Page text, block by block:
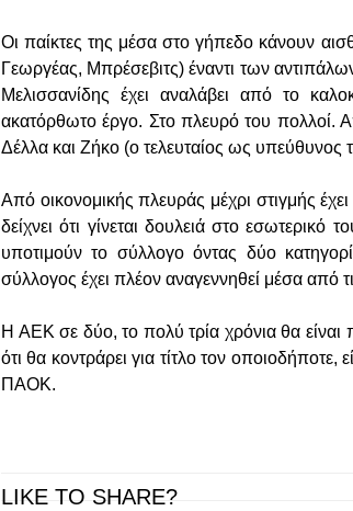
Οι παίκτες της μέσα στο γήπεδο κάνουν
Γεωργέας, Μπρέσεβιτς) έναντι των
Μελισσανίδης έχει αναλάβει από το
ακατόρθωτο έργο. Στο πλευρό του πολλοί.
Δέλλα και Ζήκο (ο τελευταίος ως υπεύθυνος
Από οικονομικής πλευράς μέχρι στιγμής
δείχνει ότι γίνεται δουλειά στο
υποτιμούν το σύλλογο όντας δύο
σύλλογος έχει πλέον αναγεννηθεί μέσα από
Η ΑΕΚ σε δύο, το πολύ τρία χρόνια θα είναι
ότι θα κοντράρει για τίτλο τον οποιοδήποτε,
ΠΑΟΚ.
LIKE TO SHARE?